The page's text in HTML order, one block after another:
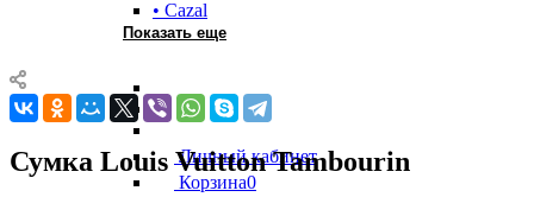
• Cazal
Показать еще
Личный кабинет
Корзина0
Сумка Louis Vuitton Tambourin